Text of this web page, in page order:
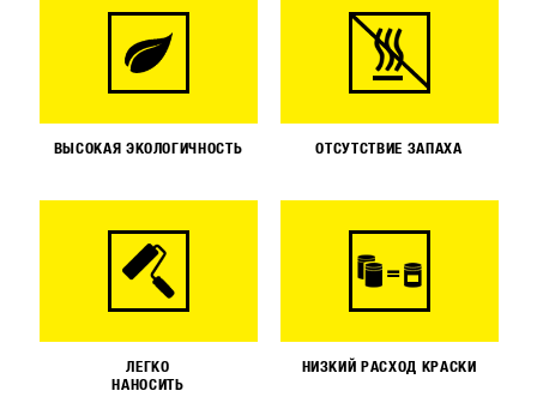
ВЫСОКАЯ ЭКОЛОГИЧНОСТЬ ОТСУТСТВИЕ ЗАПАХА
ЛЕГКО
НАНОСИТЬ
НИЗКИЙ РАСХОД КРАСКИ